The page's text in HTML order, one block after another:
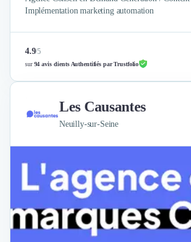
Implémentation marketing automation
4.9/5
sur94 avis clients Authentifiés par Trustfolio
Les Causantes
Neuilly-sur-Seine